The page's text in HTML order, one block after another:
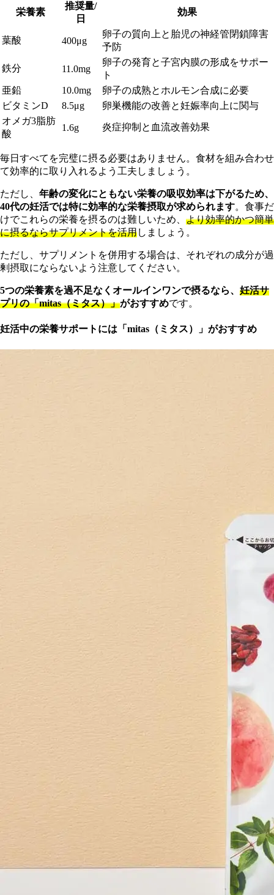
栄養素
推奨量/
日
効果
葉酸 400μg
卵子の質向上と胎児の神経管閉鎖障害
予防
鉄分 11.0mg
卵子の発育と子宮内膜の形成をサポー
ト
亜鉛
10.0mg
卵子の成熟とホルモン合成に必要
ビタミンD
8.5μg
卵巣機能の改善と妊娠率向上に関与
オメガ3脂肪
酸
1.6g 炎症抑制と血流改善効果
毎日すべてを完璧に摂る必要はありません。食材を組み合わせ
て効率的に取り入れるよう工夫しましょう。
ただし、 年齢の変化にともない栄養の吸収効率は下がるため、
40代の妊活では特に効率的な栄養摂取が求められます。食事だ
けでこれらの栄養を摂るのは難しいため、 より効率的かつ簡単
に摂るならサプリメントを活用しましょう。
ただし、サプリメントを併用する場合は、それぞれの成分が過
剰摂取にならないよう注意してください。
5つの栄養素を過不足なくオールインワンで摂るなら、 妊活サ
プリの「mitas（ミタス）」がおすすめです。
妊活中の栄養サポートには「mitas（ミタス）」がおすすめ